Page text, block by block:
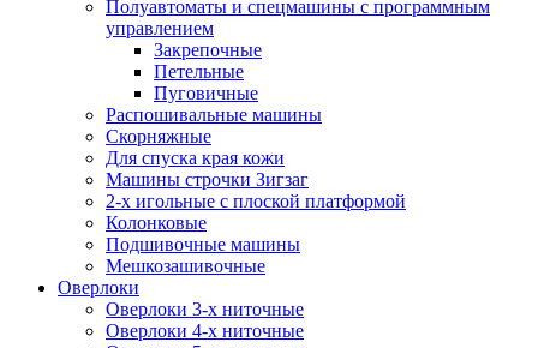
Полуавтоматы и спецмашины с программным
управлением
Закрепочные
Петельные
Пуговичные
Распошивальные машины
Скорняжные
Для спуска края кожи
Машины строчки Зигзаг
2-х игольные с плоской платформой
Колонковые
Подшивочные машины
Мешкозашивочные
Оверлоки
Оверлоки 3-х ниточные
Оверлоки 4-х ниточные